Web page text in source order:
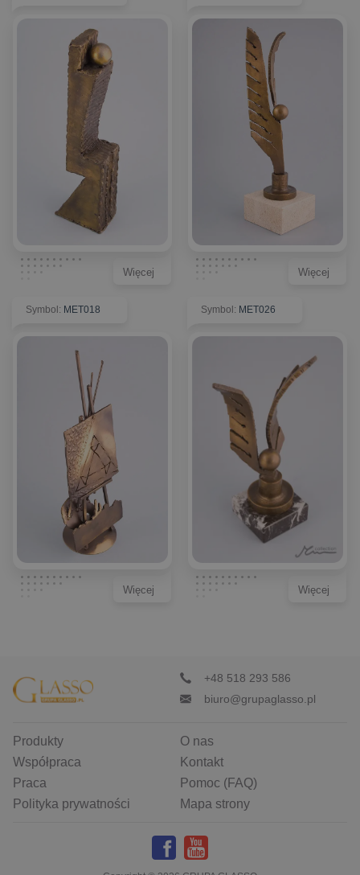
Więcej Więcej
Symbol: MET018
Więcej
Symbol: MET026
Więcej
+48 518 293 586
biuro@grupaglasso.pl
Produkty
O nas
Współpraca
Kontakt
Praca
Pomoc (FAQ)
Polityka prywatności
Mapa strony